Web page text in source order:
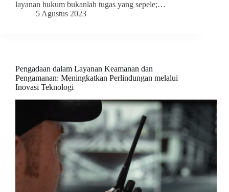
layanan hukum bukanlah tugas yang sepele;…
5 Agustus 2023
Pengadaan dalam Layanan Keamanan dan
Pengamanan: Meningkatkan Perlindungan melalui
Inovasi Teknologi